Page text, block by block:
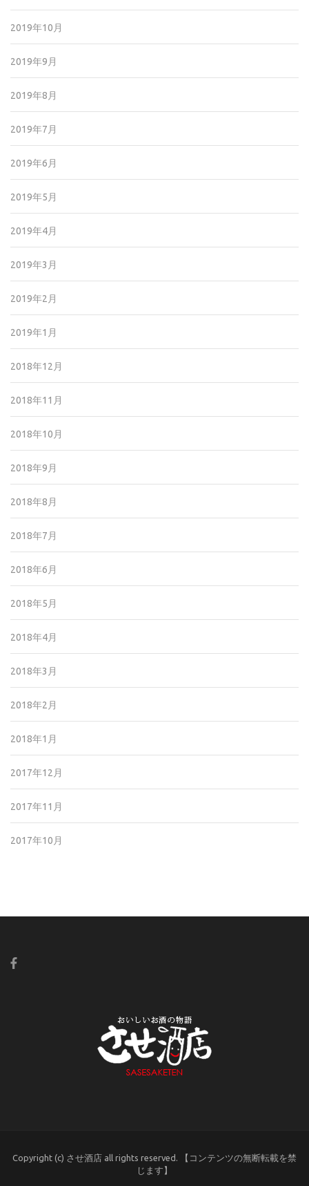
2019年10月
2019年9月
2019年8月
2019年7月
2019年6月
2019年5月
2019年4月
2019年3月
2019年2月
2019年1月
2018年12月
2018年11月
2018年10月
2018年9月
2018年8月
2018年7月
2018年6月
2018年5月
2018年4月
2018年3月
2018年2月
2018年1月
2017年12月
2017年11月
2017年10月
Copyright (c) させ酒店 all rights reserved. 【コンテンツの無断転載を禁
じます】